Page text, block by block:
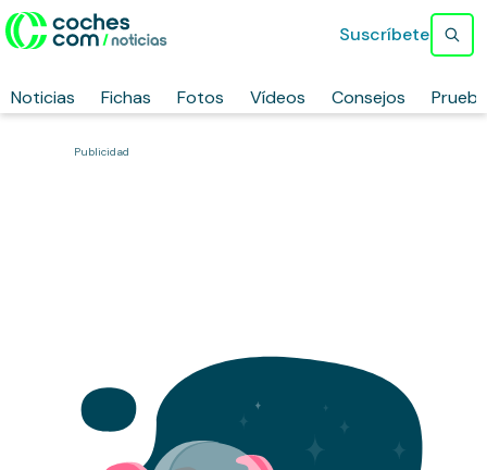
Noticias Fichas Fotos Vídeos Consejos
Suscríbete
Publicidad